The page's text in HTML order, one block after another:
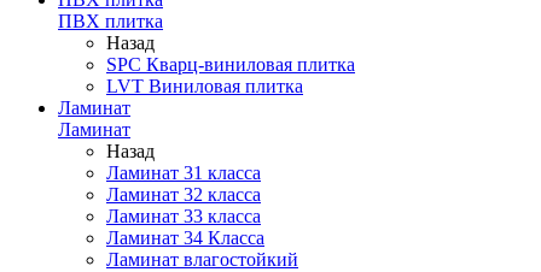
ПВХ плитка
Назад
SPC Кварц-виниловая плитка
LVT Виниловая плитка
Ламинат
Ламинат
Назад
Ламинат 31 класса
Ламинат 32 класса
Ламинат 33 класса
Ламинат 34 Класса
Ламинат влагостойкий